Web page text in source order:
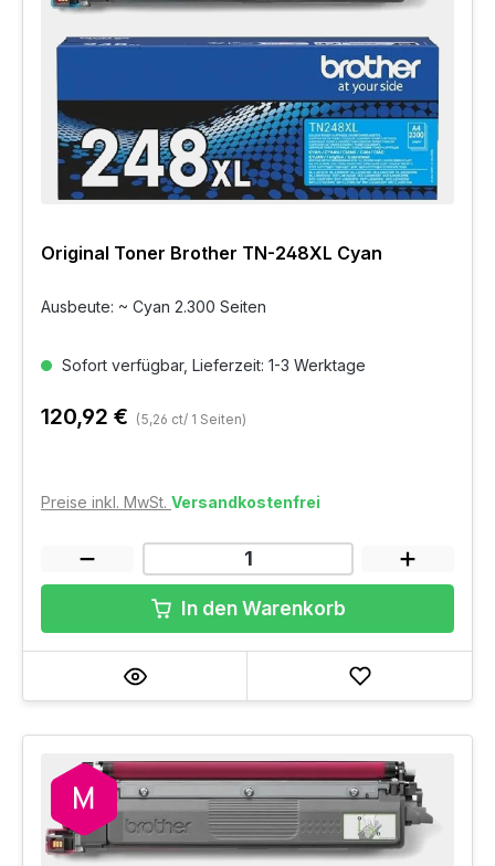
Original Toner Brother TN-248XL Cyan
Ausbeute: ~ Cyan 2.300 Seiten
Sofort verfügbar, Lieferzeit: 1-3 Werktage
120,92 € (5,26 ct/ 1 Seiten)
Preise inkl. MwSt. Versandkostenfrei
In den Warenkorb